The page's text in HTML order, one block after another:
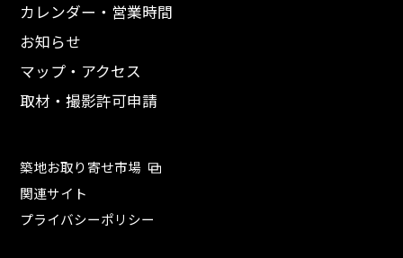
カレンダー・営業時間
お知らせ
マップ・アクセス
取材・撮影許可申請
築地お取り寄せ市場
関連サイト
プライバシーポリシー